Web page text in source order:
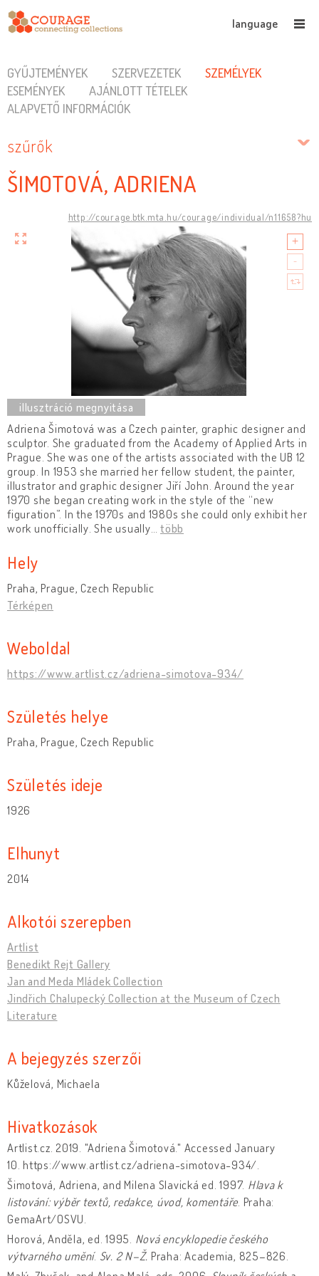
language
GYŰJTEMÉNYEK SZERVEZETEK
SZEMÉLYEK
ESEMÉNYEK
AJÁNLOTT TÉTELEK
ALAPVETŐ INFORMÁCIÓK
szűrők
ŠIMOTOVÁ, ADRIENA
http://courage.btk.mta.hu/courage/individual/n11658?hu
Adriena Šimotová was a Czech painter, graphic designer and
sculptor. She graduated from the Academy of Applied Arts in
Prague. She was one of the artists associated with the UB 12
group. In 1953 she married her fellow student, the painter,
illustrator and graphic designer Jiří John. Around the year
1970 she began creating work in the style of the “new
figuration”. In the 1970s and 1980s she could only exhibit her
work unofficially. She usually
több
Hely
Praha, Prague, Czech Republic
Térképen
Weboldal
https://www.artlist.cz/adriena-simotova-934/
Születés helye
Praha, Prague, Czech Republic
Születés ideje
1926
Elhunyt
2014
Alkotói szerepben
Artlist
Benedikt Rejt Gallery
Jan and Meda Mládek Collection
Jindřich Chalupecký Collection at the Museum of Czech
Literature
A bejegyzés szerzői
Kůželová, Michaela
Hivatkozások
Artlist.cz. 2019. "Adriena Šimotová." Accessed January
10. https://www.artlist.cz/adriena-simotova-934/.
Šimotová, Adriena, and Milena Slavická ed. 1997. Hlava k
listování: výběr textů, redakce, úvod, komentáře . Praha:
GemaArt/OSVU.
Horová, Anděla, ed. 1995. Nová encyklopedie českého
výtvarného umění. Sv. 2 N–Ž. Praha: Academia, 825–826.